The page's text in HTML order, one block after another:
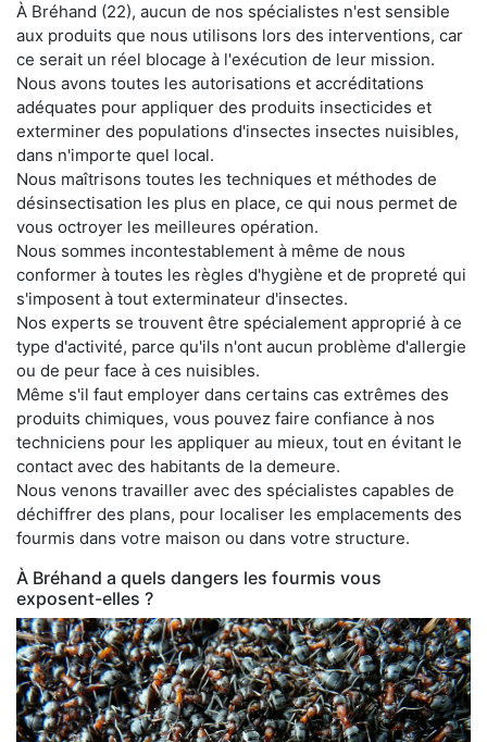
À Bréhand (22), aucun de nos spécialistes n'est sensible
aux produits que nous utilisons lors des interventions, car
ce serait un réel blocage à l'exécution de leur mission.
Nous avons toutes les autorisations et accréditations
adéquates pour appliquer des produits insecticides et
exterminer des populations d'insectes insectes nuisibles,
dans n'importe quel local.
Nous maîtrisons toutes les techniques et méthodes de
désinsectisation les plus en place, ce qui nous permet de
vous octroyer les meilleures opération.
Nous sommes incontestablement à même de nous
conformer à toutes les règles d'hygiène et de propreté qui
s'imposent à tout exterminateur d'insectes.
Nos experts se trouvent être spécialement approprié à ce
type d'activité, parce qu'ils n'ont aucun problème d'allergie
ou de peur face à ces nuisibles.
Même s'il faut employer dans certains cas extrêmes des
produits chimiques, vous pouvez faire confiance à nos
techniciens pour les appliquer au mieux, tout en évitant le
contact avec des habitants de la demeure.
Nous venons travailler avec des spécialistes capables de
déchiffrer des plans, pour localiser les emplacements des
fourmis dans votre maison ou dans votre structure.
À Bréhand a quels dangers les fourmis vous
exposent-elles ?